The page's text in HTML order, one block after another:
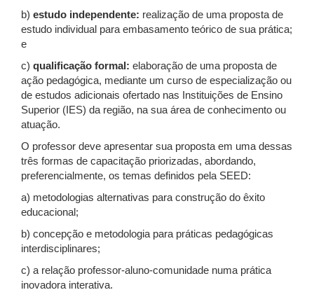
b) estudo independente: realização de uma proposta de
estudo individual para embasamento teórico de sua prática;
e
c) qualificação formal: elaboração de uma proposta de
ação pedagógica, mediante um curso de especialização ou
de estudos adicionais ofertado nas Instituições de Ensino
Superior (IES) da região, na sua área de conhecimento ou
atuação.
O professor deve apresentar sua proposta em uma dessas
três formas de capacitação priorizadas, abordando,
preferencialmente, os temas definidos pela SEED:
a) metodologias alternativas para construção do êxito
educacional;
b) concepção e metodologia para práticas pedagógicas
interdisciplinares;
c) a relação professor-aluno-comunidade numa prática
inovadora interativa.